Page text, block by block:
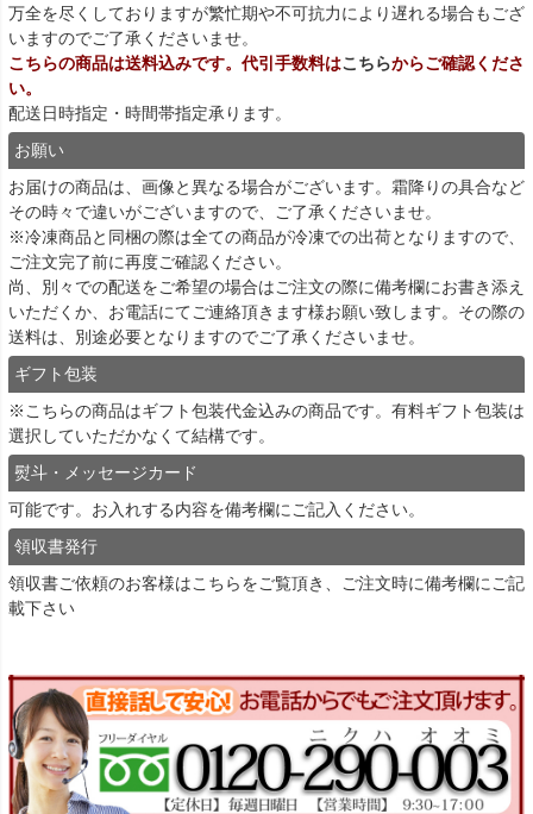
万全を尽くしておりますが繁忙期や不可抗力により遅れる場合もござ
いますのでご了承くださいませ。
こちらの商品は送料込みです。代引手数料はこちらからご確認くださ
い。
配送日時指定・時間帯指定承ります。
お願い
お届けの商品は、画像と異なる場合がございます。霜降りの具合など
その時々で違いがございますので、ご了承くださいませ。
※冷凍商品と同梱の際は全ての商品が冷凍での出荷となりますので、
ご注文完了前に再度ご確認ください。
尚、別々での配送をご希望の場合はご注文の際に備考欄にお書き添え
いただくか、お電話にてご連絡頂きます様お願い致します。その際の
送料は、別途必要となりますのでご了承くださいませ。
ギフト包装
※こちらの商品はギフト包装代金込みの商品です。有料ギフト包装は
選択していただかなくて結構です。
熨斗・メッセージカード
可能です。お入れする内容を備考欄にご記入ください。
領収書発行
領収書ご依頼のお客様はこちらをご覧頂き、ご注文時に備考欄にご記
載下さい